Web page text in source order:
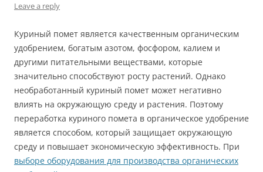
Leave a reply
Куриный помет является качественным органическим
удобрением, богатым азотом, фосфором, калием и
другими питательными веществами, которые
значительно способствуют росту растений. Однако
необработанный куриный помет может негативно
влиять на окружающую среду и растения. Поэтому
переработка куриного помета в органическое удобрение
является способом, который защищает окружающую
среду и повышает экономическую эффективность. При
выборе оборудования для производства органических